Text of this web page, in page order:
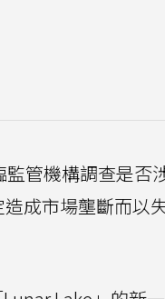
管機構調查是否
成市場壟斷而以